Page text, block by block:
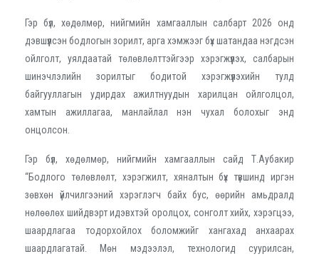
Гэр бүл, хөдөлмөр, нийгмийн хамгааллын салбарт 2026 онд
дэвшүүлсэн бодлогын зорилт, арга хэмжээг бүх шатандаа нэгдсэн
ойлголт, уялдаатай төлөвлөлттэйгээр хэрэгжүүлэх, салбарын
шинэчлэлийн зорилтыг бодитой хэрэгжүүлэхийн тулд
байгууллагын удирдах ажилтнуудын харилцан ойлголцол,
хамтын ажиллагаа, манлайлал нэн чухал болохыг энд
онцолсон.
Гэр бүл, хөдөлмөр, нийгмийн хамгааллын сайд Т.Аубакир
“Бодлого төлөвлөлт, хэрэгжилт, хяналтын бүх түвшинд иргэн
зөвхөн үйлчилгээний хэрэглэгч байх бус, өөрийн амьдралд
нөлөөлөх шийдвэрт идэвхтэй оролцох, сонголт хийх, хэрэгцээ,
шаардлагаа тодорхойлох боломжийг хангахад анхаарах
шаардлагатай. Мөн мэдээлэл, технологид суурилсан,